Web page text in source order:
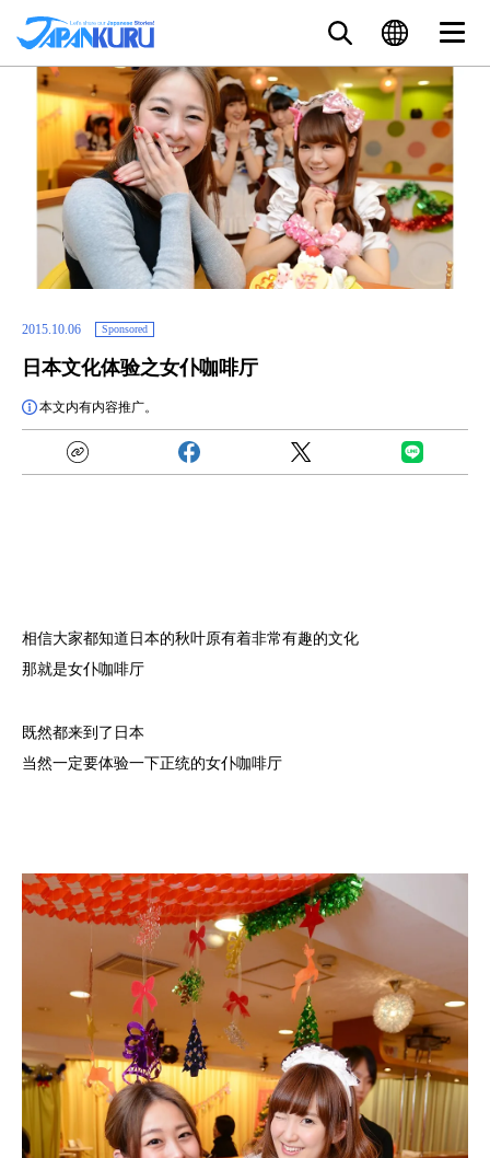
2015.10.06 Sponsored
日本文化体验之女仆咖啡厅
本文内有内容推广。
相信大家都知道日本的秋叶原有着非常有趣的文化
那就是女仆咖啡厅
既然都来到了日本
当然一定要体验一下正统的女仆咖啡厅